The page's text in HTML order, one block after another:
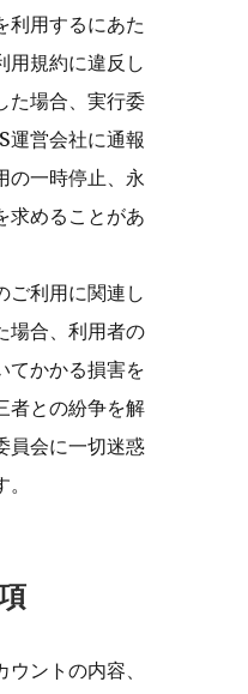
利用するにあた
用規約に違反し
た場合、実行委
運営会社に通報
の一時停止、永
求めることがあ
ご利用に関連し
場合、利用者の
てかかる損害を
者との紛争を解
員会に一切迷惑
ントの内容、